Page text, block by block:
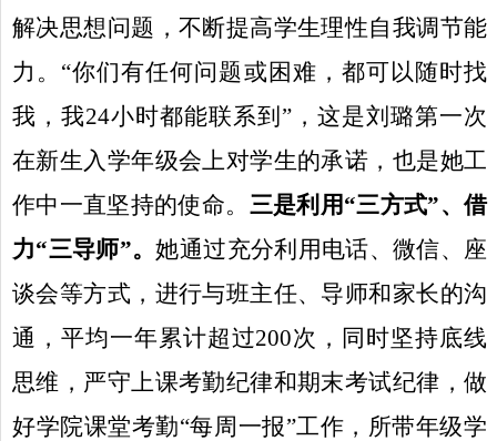
解决思想问题，不断提高学生理性自我调节能
力。“你们有任何问题或困难，都可以随时找
我，我24小时都能联系到”，这是刘璐第一次
在新生入学年级会上对学生的承诺，也是她工
作中一直坚持的使命。 三是利用“三方式”、借
力“三导师”。她通过充分利用电话、微信、座
谈会等方式，进行与班主任、导师和家长的沟
通，平均一年累计超过200次，同时坚持底线
思维，严守上课考勤纪律和期末考试纪律，做
好学院课堂考勤“每周一报”工作，所带年级学